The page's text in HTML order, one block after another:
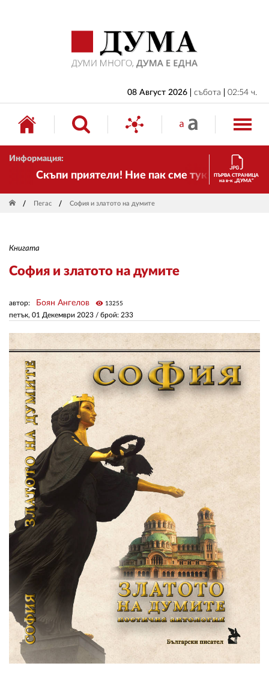
08 Август 2026 събота 02:54 ч.
Информация:
Скъпи приятели! Ние пак сме тук! Времето се
ПЪРВА СТРАНИЦА
на в-к „ДУМА“
Пегас София и златото на думите
Книгата
София и златото на думите
петък, 01 Декември 2023 / брой: 233
автор: Боян Ангелов visibility 13255
БЪЛГАРИЯ
ИКОНОМИКА
ИЗБОРИ
СВЯТ
ЗА НАС
РЕДАКЦИЯ
КОНТАКТИ
РЕКЛАМА
УСЛОВИЯ ЗА ПОЛЗВАНЕ
ПОЛИТИКА ЗА БИСКВИТКИТЕ
ПОЛИТИКАТА ЗА
ПОВЕРИТЕЛНОСТ
02 975 20 35